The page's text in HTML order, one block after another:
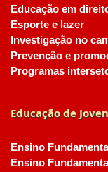
Educação em
Esporte e lazer
Investigação no
Prevenção e
Programas
Educação de
Ensino
Ensino